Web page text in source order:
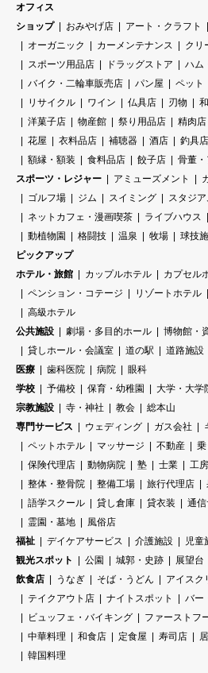
オフィス
ショップ
おみやげ店 アート・クラフト
オーガニック
カーメンテナンス クリ
スポーツ用品店
ドラッグストア
ハム
バイク・二輪車販売店
パン屋 ペット
リサイクル
ワイン 仏具店 刃物
洋菓子店
物産館 祭り用品店 精肉店
花屋
衣料品店 補聴器 酒店 釣具店
額縁・額装
食料品店 餃子店 骨董
スポーツ・レジャー
アミューズメント
ゴルフ場
ジム スイミング スタジア
ネットカフェ・漫画喫茶
ライブハウス
動植物園
格闘技 温泉 牧場 球技
ピックアップ
ホテル・旅館
カップルホテル カプセル
ペンション・コテージ
リゾートホテル
高級ホテル
公共施設
劇場・多目的ホール 博物館・
貸しホール・会議室
道の駅 道路施設
医療
歯科医院 病院
眼科
学校
予備校 保育・幼稚園 大学・大学
宗教施設
寺・神社 教会
総本山
専門サービス
ウェディング ガス会社
ペットホテル
マッサージ 不動産 乗
保険代理店
動物病院 塾 士業 工房
整体・整骨院
整備工場 旅行代理店
語学スクール
貸し倉庫 貸衣装 通
霊園・墓地
風俗店
福祉
デイケアサービス 介護施設 児童
観光スポット
公園 城郭・史跡 展望台
飲食店
うなぎ そば・うどん アイスク
テイクアウト店
ナイトスポット バー
ビュッフェ・バイキング
ファーストフ
中華料理
和食店 定食屋 寿司店
韓国料理